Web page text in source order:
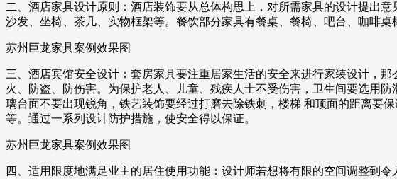
二、酒店家具设计原则：酒店装饰要从总体构思上，对所需家具的设计提出
沙发、坐椅、茶几、实物框架等。餐饮部分家具有餐桌、餐椅、吧台、咖啡
苏州巨龙家具案例效果图
三、酒店宾馆安全设计：套房家具要注重居家生活的安全来进行家装设计，
火、防盗、防伤害。为保护老人、儿童、残疾人士不受伤害，卫生间要选用
璃台面不要出现锐角，铁艺装饰要经过打磨去除铁刺，楼梯 和顶面的距离要
等。通过一系列设计防护措施，使安全得以保证。
苏州巨龙家具案例效果图
四、适用限度地满足业主的居住使用功能：设计师若想将有限的空间调整到